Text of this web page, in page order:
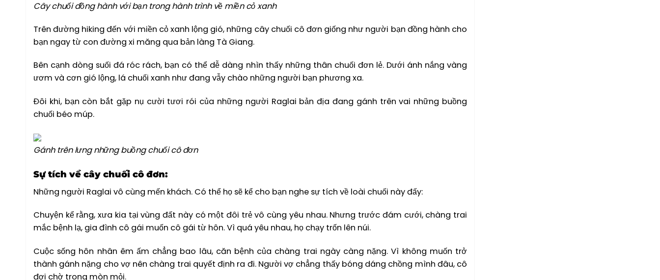
Cây chuối đồng hành với bạn trong hành trình về miền cỏ xanh
Trên đường hiking đến với miền cỏ xanh lộng gió, những cây chuối cô đơn giống như người bạn đồng hành cho
bạn ngay từ con đường xi măng qua bản làng Tà Giang.
Bên cạnh dòng suối đá róc rách, bạn có thể dễ dàng nhìn thấy những thân chuối đơn lẻ. Dưới ánh nắng vàng
ươm và cơn gió lộng, lá chuối xanh như đang vẫy chào những người bạn phương xa.
Đôi khi, bạn còn bắt gặp nụ cười tươi rói của những người Raglai bản địa đang gánh trên vai những buồng
chuối béo múp.
Gánh trên lưng những buồng chuối cô đơn
Sự tích về cây chuối cô đơn:
Những người Raglai vô cùng mến khách. Có thể họ sẽ kể cho bạn nghe sự tích về loài chuối này đấy:
Chuyện kể rằng, xưa kia tại vùng đất này có một đôi trẻ vô cùng yêu nhau. Nhưng trước đám cưới, chàng trai
mắc bệnh lạ, gia đình cô gái muốn cô gái từ hôn. Vì quá yêu nhau, họ chạy trốn lên núi.
Cuộc sống hôn nhân êm ấm chẳng bao lâu, căn bệnh của chàng trai ngày càng nặng. Vì không muốn trở
thành gánh nặng cho vợ nên chàng trai quyết định ra đi. Người vợ chẳng thấy bóng dáng chồng mình đâu, cô
đợi chờ trong mòn mỏi.